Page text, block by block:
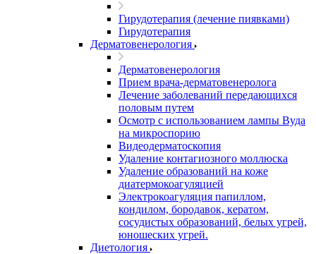
Гирудотерапия (лечение пиявками)
Гирудотерапия
Дерматовенерология
Дерматовенерология
Прием врача-дерматовенеролога
Лечение заболеваний передающихся
половым путем
Осмотр с использованием лампы Вуда
на микроспорию
Видеодерматоскопия
Удаление контагиозного моллюска
Удаление образований на коже
диатермокоагуляцией
Электрокоагуляция папиллом,
кондилом, бородавок, кератом,
сосудистых образований, белых угрей,
юношеских угрей.
Диетология